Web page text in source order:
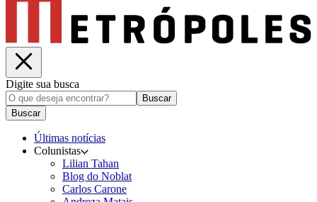
Digite sua busca
Buscar
Buscar
Últimas notícias
Colunistas
Lilian Tahan
Blog do Noblat
Carlos Carone